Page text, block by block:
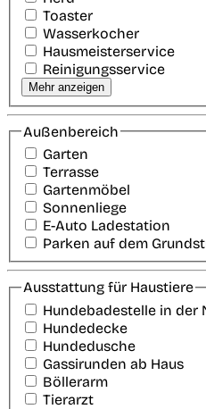
Toaster
Wasserkocher
Hausmeisterservice
Reinigungsservice
Mehr anzeigen
Außenbereich
Garten
Terrasse
Gartenmöbel
Sonnenliege
E-Auto Ladestation
Parken auf dem
Ausstattung für Haustiere
Hundebadestelle in der
Hundedecke
Hundedusche
Gassirunden ab Haus
Böllerarm
Tierarzt